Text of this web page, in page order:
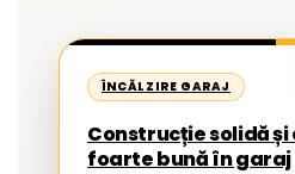
ÎNCĂLZIRE GARAJ
Construcție solidă
foarte bună în garaj